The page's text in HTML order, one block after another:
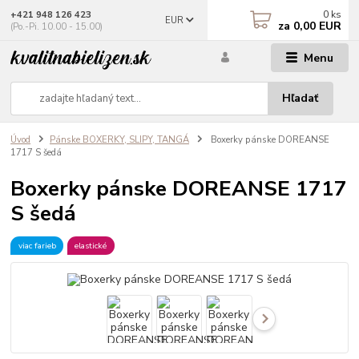
Menu
EUR
Hľadať
+421 948 126 423
(Po.-Pi. 10.00 - 15.00)
0 ks
za 0,00 EUR
Úvod Pánske BOXERKY, SLIPY, TANGÁ
Boxerky pánske DOREANSE
1717 S šedá
Boxerky pánske DOREANSE 1717
S šedá
viac farieb elastické